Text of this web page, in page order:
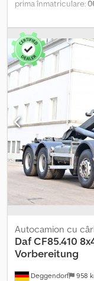
prima înmatriculare:
,
angrenaj:automat,
condiționat,
staționar, Daf XF
06/2012 Kilometraj:
motor DAB Euro 5
automat Frigider 2
Suspensie pe arc/aer
8 mm Codpfx Aaszq
adâncime profil 8 mm
Deggendorf 958
Autocamion cu
DafCF85.410
Vorbereitung